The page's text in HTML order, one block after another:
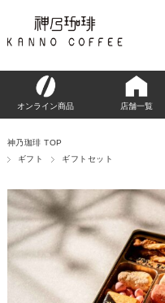
オンライン商品 店舗一覧
神乃珈琲 TOP
ギフト
ギフトセット